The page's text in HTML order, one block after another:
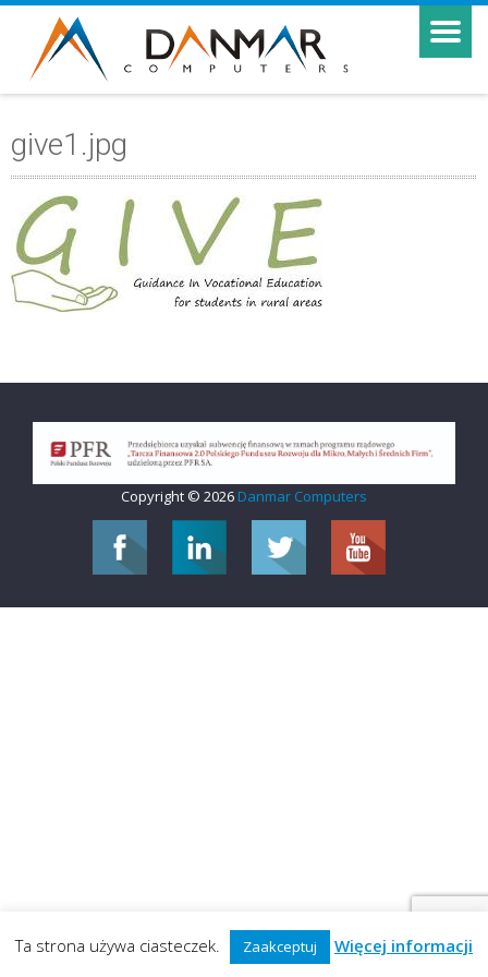
give1.jpg
Copyright © 2026 Danmar Computers
Ta strona używa ciasteczek. Zaakceptuj Więcej informacji